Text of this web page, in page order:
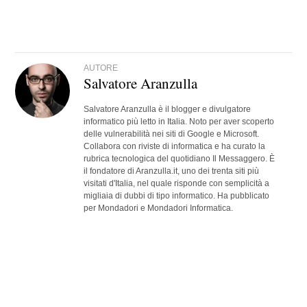
AUTORE
Salvatore Aranzulla
Salvatore Aranzulla è il blogger e divulgatore
informatico più letto in Italia. Noto per aver scoperto
delle vulnerabilità nei siti di Google e Microsoft.
Collabora con riviste di informatica e ha curato la
rubrica tecnologica del quotidiano Il Messaggero. È
il fondatore di Aranzulla.it, uno dei trenta siti più
visitati d'Italia, nel quale risponde con semplicità a
migliaia di dubbi di tipo informatico. Ha pubblicato
per Mondadori e Mondadori Informatica.